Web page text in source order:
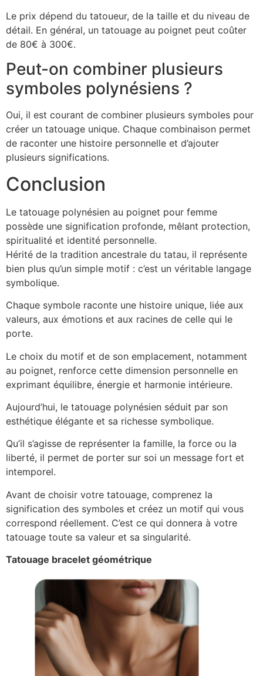
Le prix dépend du tatoueur, de la taille et du niveau de
détail. En général, un tatouage au poignet peut coûter
de 80€ à 300€.
Peut-on combiner plusieurs
symboles polynésiens ?
Oui, il est courant de combiner plusieurs symboles pour
créer un tatouage unique. Chaque combinaison permet
de raconter une histoire personnelle et d’ajouter
plusieurs significations.
Conclusion
Le tatouage polynésien au poignet pour femme
possède une signification profonde, mêlant protection,
spiritualité et identité personnelle.
Hérité de la tradition ancestrale du tatau, il représente
bien plus qu’un simple motif : c’est un véritable langage
symbolique.
Chaque symbole raconte une histoire unique, liée aux
valeurs, aux émotions et aux racines de celle qui le
porte.
Le choix du motif et de son emplacement, notamment
au poignet, renforce cette dimension personnelle en
exprimant équilibre, énergie et harmonie intérieure.
Aujourd’hui, le tatouage polynésien séduit par son
esthétique élégante et sa richesse symbolique.
Qu’il s’agisse de représenter la famille, la force ou la
liberté, il permet de porter sur soi un message fort et
intemporel.
Avant de choisir votre tatouage, comprenez la
signification des symboles et créez un motif qui vous
correspond réellement. C’est ce qui donnera à votre
tatouage toute sa valeur et sa singularité.
Tatouage bracelet géométrique